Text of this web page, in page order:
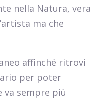
nella Natura, vera
ma che
affinché ritrovi
per poter
va sempre più